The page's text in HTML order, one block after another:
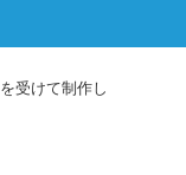
を受けて制作し